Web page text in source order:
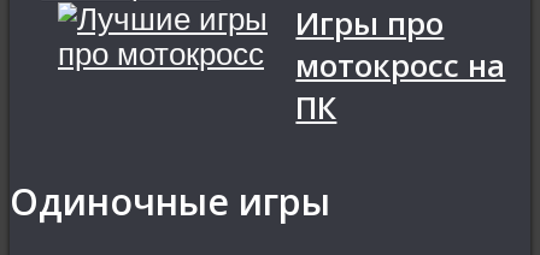
Игры про
мотокросс на
ПК
Одиночные игры